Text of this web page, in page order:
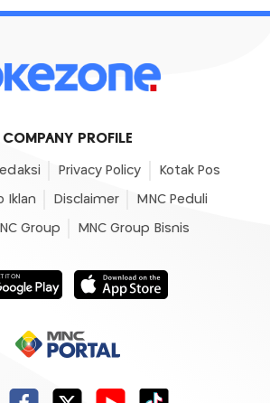
COMPANY PROFILE
Privacy Policy Kotak Pos
Iklan Disclaimer MNC Peduli
Group MNC Group Bisnis